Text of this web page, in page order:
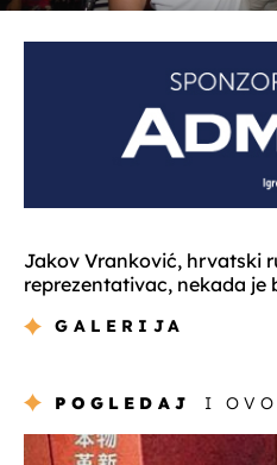
Jakov Vranković, hrvatski
reprezentativac, nekada je
GALERIJA
POGLEDAJ I OVO